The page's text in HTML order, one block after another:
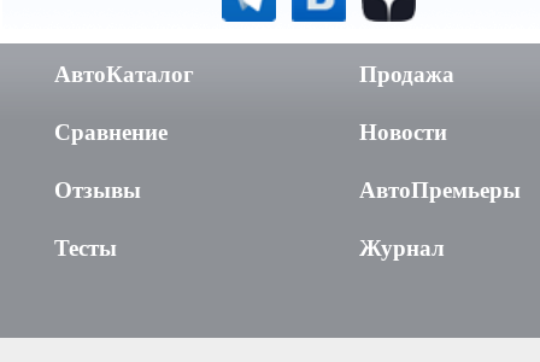
АвтоКаталог
Сравнение
Отзывы
Тесты
Продажа
Новости
АвтоПремьеры
Журнал